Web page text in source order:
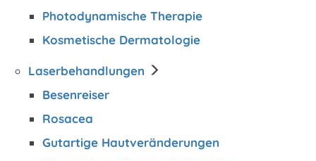
Photodynamische Therapie
Kosmetische Dermatologie
Laserbehandlungen
Besenreiser
Rosacea
Gutartige Hautveränderungen